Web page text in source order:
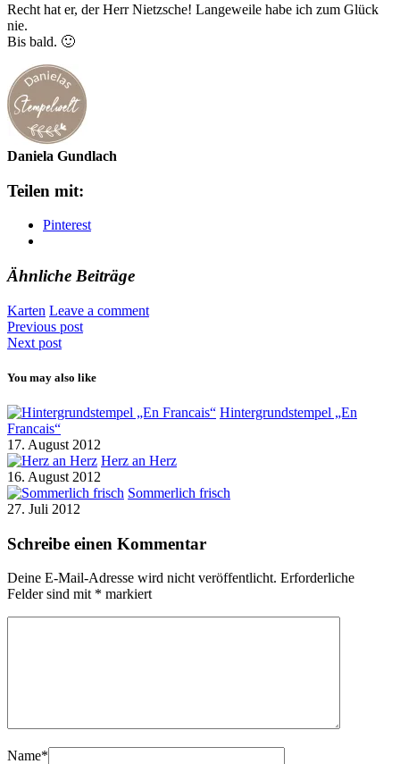
Recht hat er, der Herr Nietzsche! Langeweile habe ich zum Glück
nie.
Bis bald. 🙂
Daniela Gundlach
Teilen mit:
Pinterest
Ähnliche Beiträge
Karten Leave a comment
Previous post
Next post
You may also like
Hintergrundstempel „En
Francais“
17. August 2012
Herz an Herz
16. August 2012
Sommerlich frisch
27. Juli 2012
Schreibe einen Kommentar
Deine E-Mail-Adresse wird nicht veröffentlicht. Erforderliche
Felder sind mit * markiert
Name*